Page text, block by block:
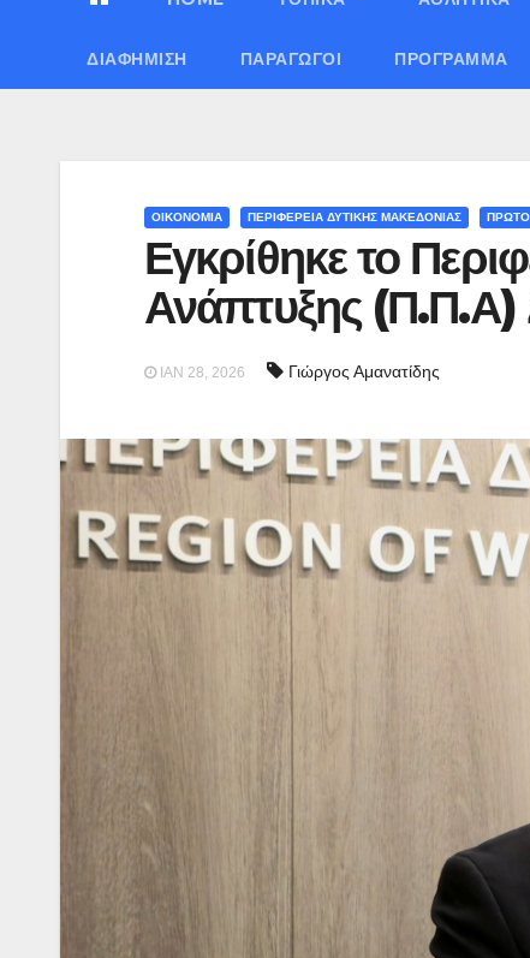
ΔΙΑΦΉΜΙΣΗ ΠΑΡΑΓΩΓΟΊ ΠΡΌΓΡΑΜΜΑ
ΟΙΚΟΝΟΜΙΑ ΠΕΡΙΦΕΡΕΙΑ ΔΥΤΙΚΗΣ ΜΑΚΕΔΟΝΙΑΣ
Εγκρίθηκε το
Ανάπτυξης (Π.Π.Α)
ΙΑΝ 28, 2026 Γιώργος Αμανατίδης